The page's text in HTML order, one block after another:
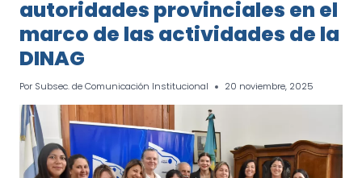
autoridades provinciales en el
marco de las actividades de la
DINAG
Por Subsec. de Comunicación Institucional 20 noviembre, 2025